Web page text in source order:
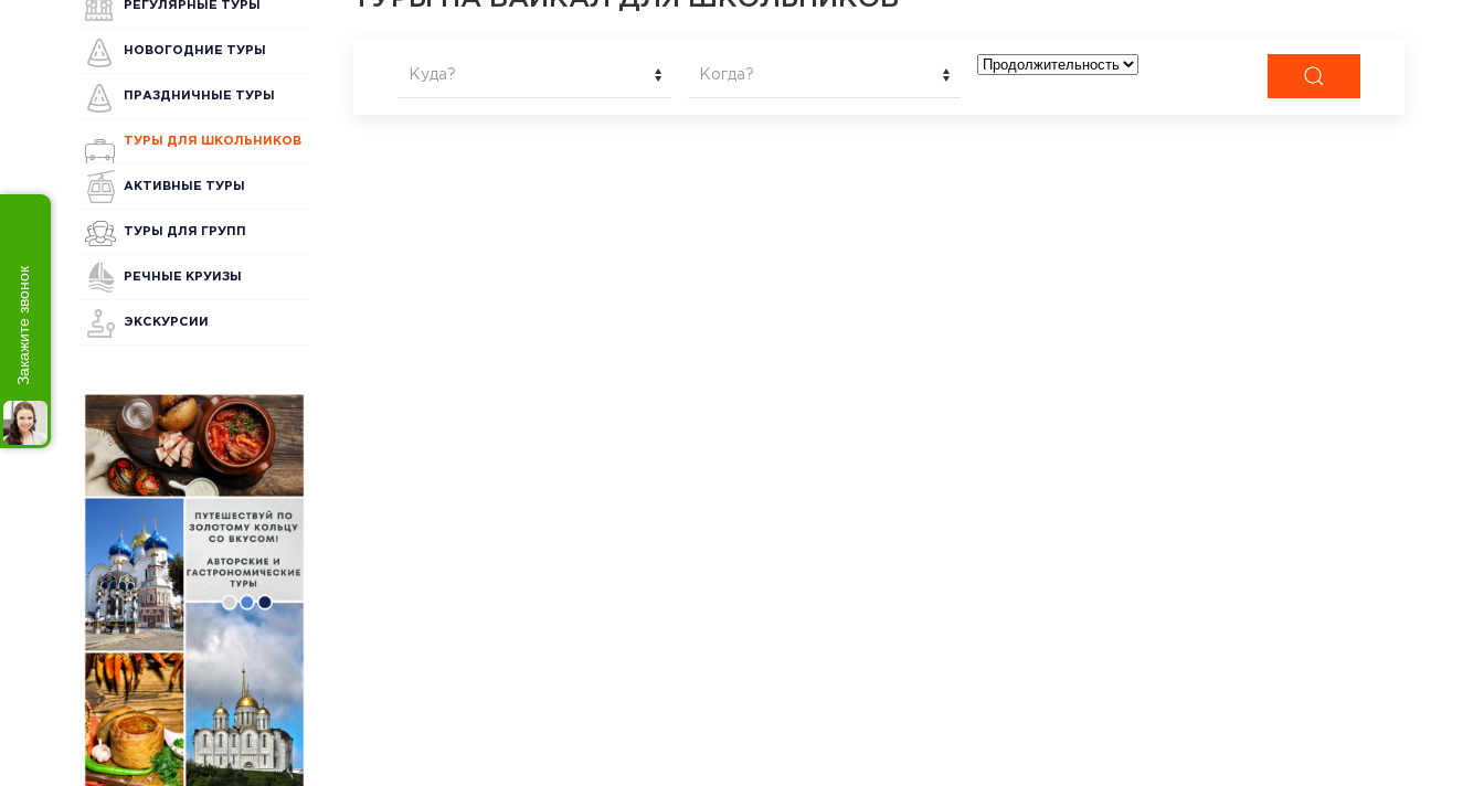
Куда? Когда?
РЕГУЛЯРНЫЕ ТУРЫ
НОВОГОДНИЕ ТУРЫ
ПРАЗДНИЧНЫЕ ТУРЫ
ТУРЫ ДЛЯ ШКОЛЬНИКОВ
АКТИВНЫЕ ТУРЫ
ТУРЫ ДЛЯ ГРУПП
РЕЧНЫЕ КРУИЗЫ
ЭКСКУРСИИ
Закажите звонок